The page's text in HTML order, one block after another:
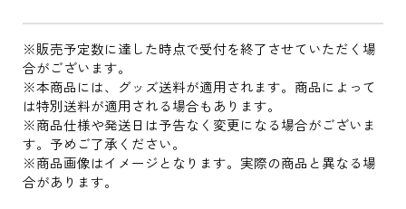
※販売予定数に達した時点で受付を終了させていただく場
合がございます。
※本商品には、グッズ送料が適用されます。商品によって
は特別送料が適用される場合もあります。
※商品仕様や発送日は予告なく変更になる場合がございま
す。予めご了承ください。
※商品画像はイメージとなります。実際の商品と異なる場
合があります。